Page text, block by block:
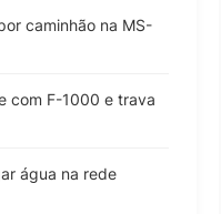
caminhão na MS-
com F-1000 e trava
água na rede